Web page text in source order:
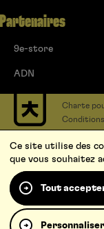
Partenaires
9e-store
ADN
Charte
Proposer
Qui
Ce site utilise des
que vous souhaitez
Tout
Personnaliser